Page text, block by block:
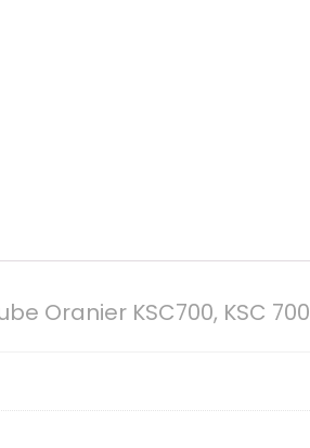
Oranier KSC700, KSC 700